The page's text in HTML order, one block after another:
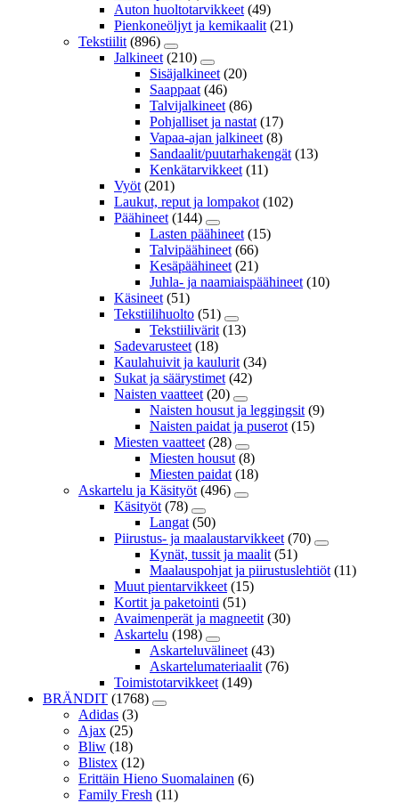
Auton huoltotarvikkeet (49)
Pienkoneöljyt ja kemikaalit (21)
Tekstiilit (896)
Jalkineet (210)
Sisäjalkineet (20)
Saappaat (46)
Talvijalkineet (86)
Pohjalliset ja nastat (17)
Vapaa-ajan jalkineet (8)
Sandaalit/puutarhakengät (13)
Kenkätarvikkeet (11)
Vyöt (201)
Laukut, reput ja lompakot (102)
Päähineet (144)
Lasten päähineet (15)
Talvipäähineet (66)
Kesäpäähineet (21)
Juhla- ja naamiaispäähineet (10)
Käsineet (51)
Tekstiilihuolto (51)
Tekstiilivärit (13)
Sadevarusteet (18)
Kaulahuivit ja kaulurit (34)
Sukat ja säärystimet (42)
Naisten vaatteet (20)
Naisten housut ja leggingsit (9)
Naisten paidat ja puserot (15)
Miesten vaatteet (28)
Miesten housut (8)
Miesten paidat (18)
Askartelu ja Käsityöt (496)
Käsityöt (78)
Langat (50)
Piirustus- ja maalaustarvikkeet (70)
Kynät, tussit ja maalit (51)
Maalauspohjat ja piirustuslehtiöt (11)
Muut pientarvikkeet (15)
Kortit ja paketointi (51)
Avaimenperät ja magneetit (30)
Askartelu (198)
Askarteluvälineet (43)
Askartelumateriaalit (76)
Toimistotarvikkeet (149)
BRÄNDIT (1768)
Adidas (3)
Ajax (25)
Bliw (18)
Blistex (12)
Erittäin Hieno Suomalainen (6)
Family Fresh (11)